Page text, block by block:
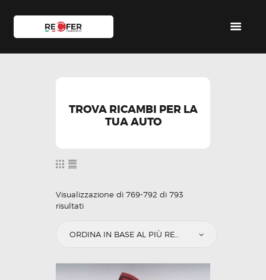
HOME
ACCOUNT
TROVA RICAMBI PER LA
TUA AUTO
Visualizzazione di 769-792 di 793
risultati